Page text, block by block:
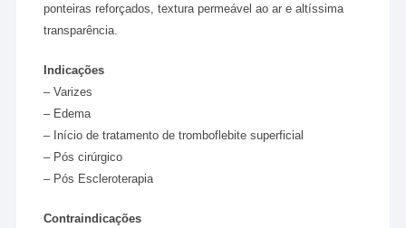
ponteiras reforçados, textura permeável ao ar e altíssima
transparência.
Indicações
– Varizes
– Edema
– Início de tratamento de tromboflebite superficial
– Pós cirúrgico
– Pós Escleroterapia
Contraindicações